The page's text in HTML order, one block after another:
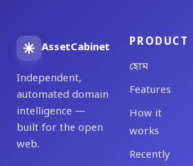
AssetCabinet
Independent,
automated domain
intelligence —
built for the open
web.
PRODUCT
হোম
Features
How it
works
Recently